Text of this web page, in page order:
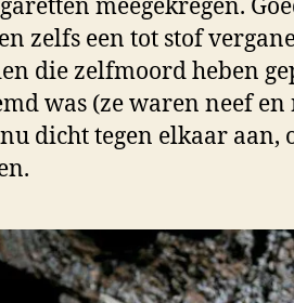
meegekregen.
zelfs een tot stof
die zelfmoord heben
was (ze waren neef en
dicht tegen elkaar aan,